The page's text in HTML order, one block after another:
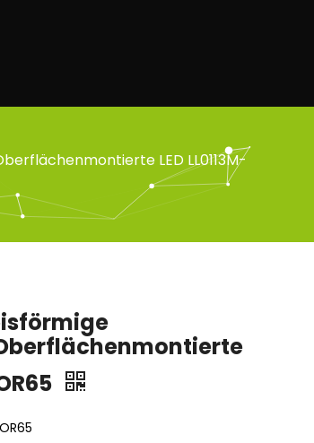
LED LL0113M-